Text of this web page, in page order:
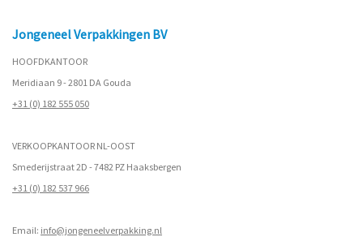
Jongeneel Verpakkingen BV
HOOFDKANTOOR
Meridiaan 9 - 2801 DA Gouda
+31 (0) 182 555 050
VERKOOPKANTOOR NL-OOST
Smederijstraat 2D - 7482 PZ Haaksbergen
+31 (0) 182 537 966
Email: info@jongeneelverpakking.nl